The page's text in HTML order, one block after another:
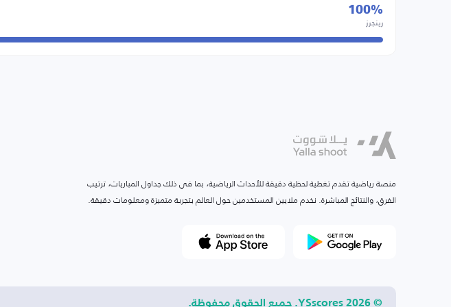
100%
رينجرز
منصة رياضية تقدم تغطية لحظية دقيقة للأحداث الرياضية، بما في ذلك جداول المباريات، ترتيب
الفرق، والنتائج المباشرة. نخدم ملايين المستخدمين حول العالم بتجربة متميزة ومعلومات دقيقة.
© 2026 YSscores. جميع الحقوق محفوظة.